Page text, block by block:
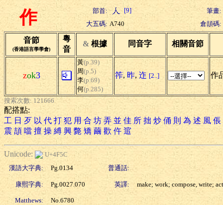
作 部首: [9]
筆畫:
大五碼: A740 倉頡碼:
音節
(香港語言學學會)
粵
音
& 根據 同音字 相關音節
zok3
黃(p.39)
周(p.5)
李(p.69)
何(p.285)
筰, 昨, 迮 [2..] 作
搜索次數: 121666
配搭點:
工 日 歹 以 代 打 犯 用 合 坊 弄 並 佳 所 拙 炒 俑 則 為 述 風 倀
震 頡 噹 擅 操 縛 興 斃 矯 繭 歡 仵 逭
Unicode:
U+4F5C
漢語大字典:
Pg.0134 普通話:
康熙字典: Pg.0027.070 英譯: make; work; compose, write;
Matthews: No.6780